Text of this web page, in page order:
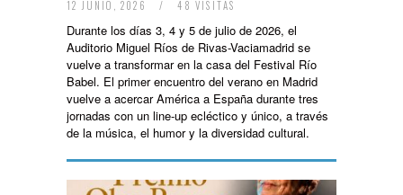
12 JUNIO, 2026 / 48 VISITAS
Durante los días 3, 4 y 5 de julio de 2026, el
Auditorio Miguel Ríos de Rivas-Vaciamadrid se
vuelve a transformar en la casa del Festival Río
Babel. El primer encuentro del verano en Madrid
vuelve a acercar América a España durante tres
jornadas con un line-up ecléctico y único, a través
de la música, el humor y la diversidad cultural.